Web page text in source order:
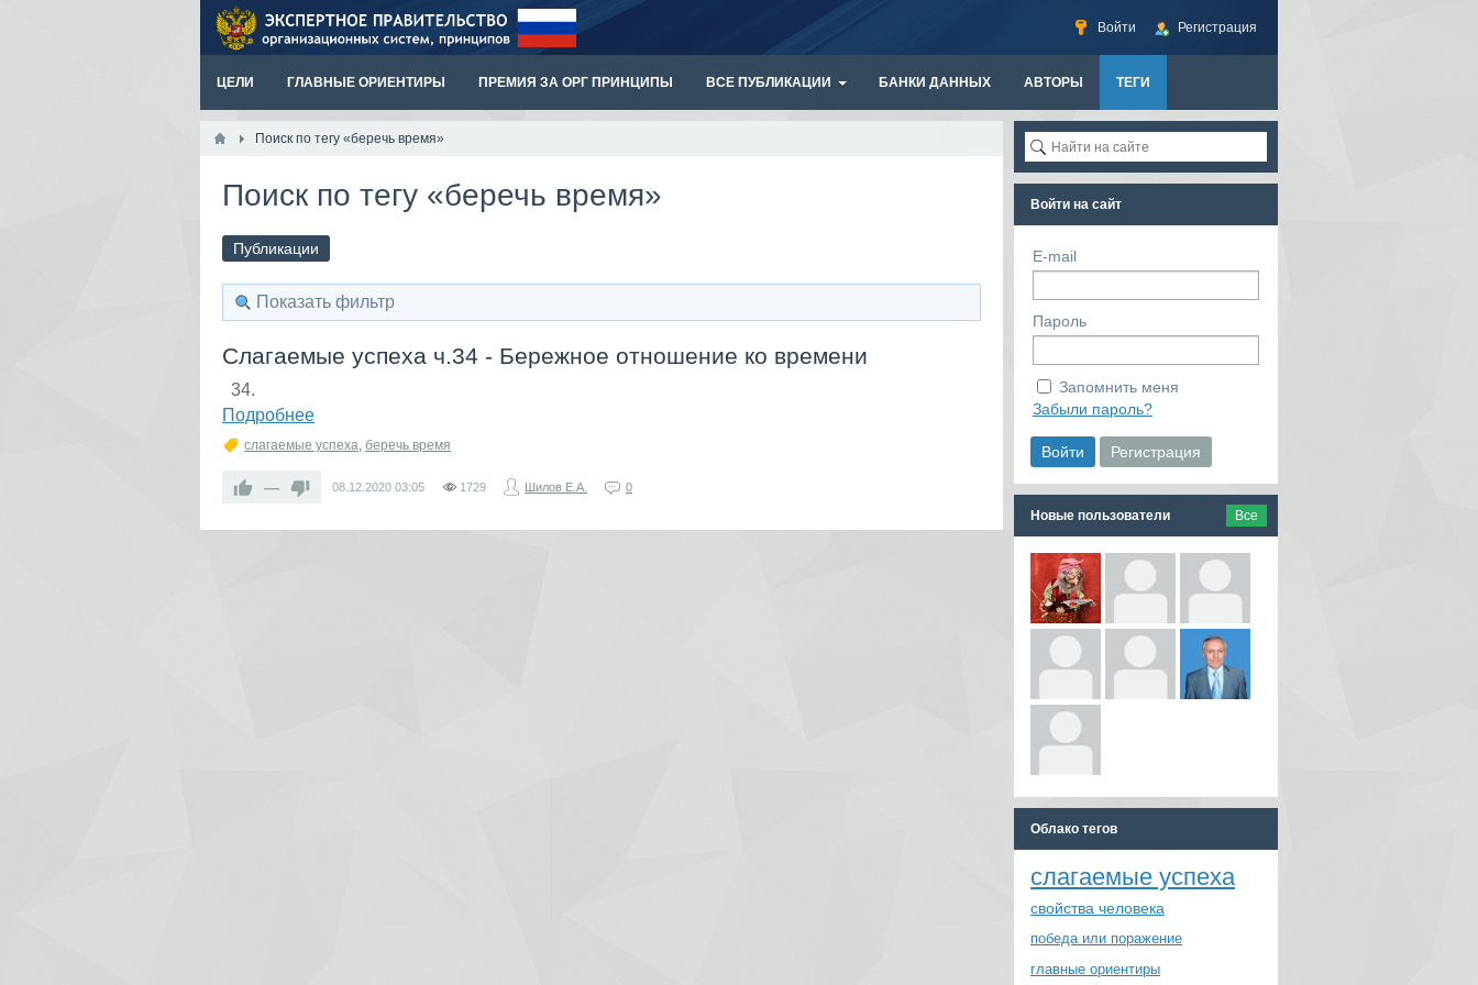
Войти Регистрация
ЦЕЛИ ГЛАВНЫЕ ОРИЕНТИРЫ ПРЕМИЯ ЗА ОРГ ПРИНЦИПЫ ВСЕ ПУБЛИКАЦИИ БАНКИ ДАННЫХ АВТОРЫ ТЕГИ
Поиск по тегу «беречь время»
Поиск по тегу «беречь время»
Публикации
Показать фильтр
Слагаемые успеха ч.34 - Бережное отношение ко времени
34.
Подробнее
слагаемые успеха, беречь время
— 08.12.2020 03:05 1729 Шилов Е.А. 0
Войти на сайт
E-mail
Пароль
Запомнить меня
Забыли пароль?
Новые пользователи Все
Облако тегов
слагаемые успеха
свойства человека
победа или поражение
главные ориентиры